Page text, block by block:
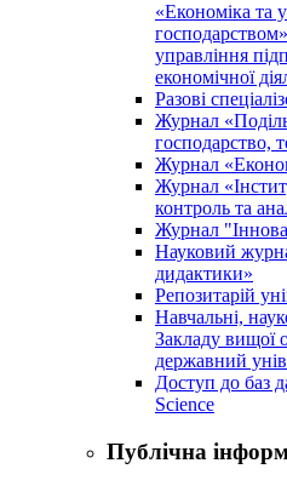
«Економіка та
управління
економічної
Разові
Журнал
господарство,
Журнал
Журнал
контроль та
Журнал
Науковий
дидактики»
Репозитарій
Навчальні,
Закладу вищої
державний
Доступ до баз
Science
Публічна